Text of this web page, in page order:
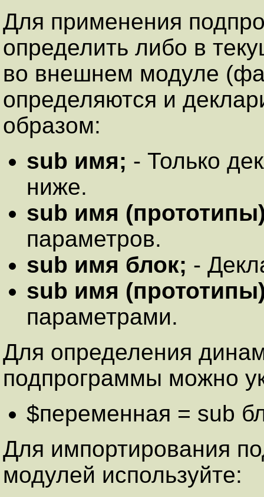
Для применения
определить либо в
во внешнем модуле
определяются и
образом:
sub имя; - Только
ниже.
sub имя
параметров.
sub имя блок; -
sub имя
параметрами.
Для определения
подпрограммы можно
$переменная = sub
Для импортирования
модулей используйте: